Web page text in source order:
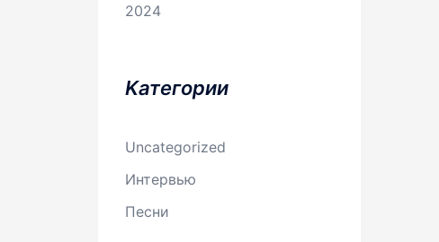
2024
Kатегории
Uncategorized
Интервью
Песни